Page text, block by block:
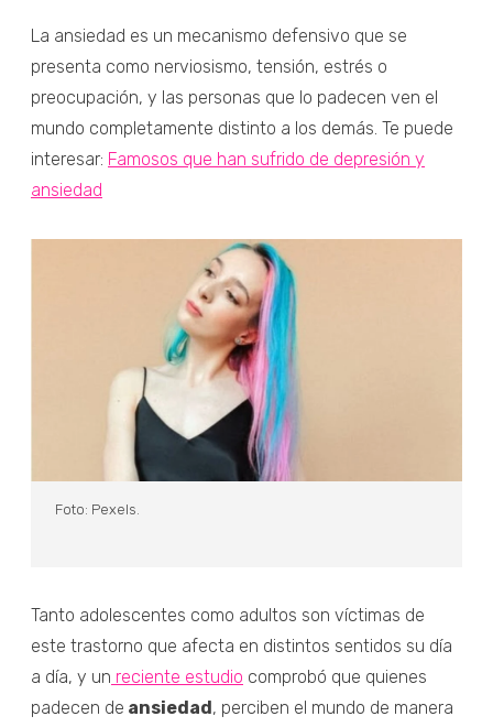
La ansiedad es un mecanismo defensivo que se
presenta como nerviosismo, tensión, estrés o
preocupación, y las personas que lo padecen ven el
mundo completamente distinto a los demás. Te puede
interesar: Famosos que han sufrido de depresión y
ansiedad
Foto: Pexels.
Tanto adolescentes como adultos son víctimas de
este trastorno que afecta en distintos sentidos su día
a día, y un reciente estudio comprobó que quienes
padecen de ansiedad , perciben el mundo de manera